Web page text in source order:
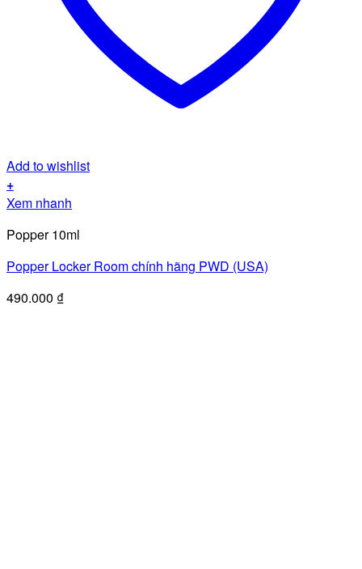
Add to wishlist
+
Xem nhanh
Popper 10ml
Popper Locker Room chính hãng PWD (USA)
490.000 ₫